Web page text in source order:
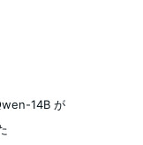
14B が